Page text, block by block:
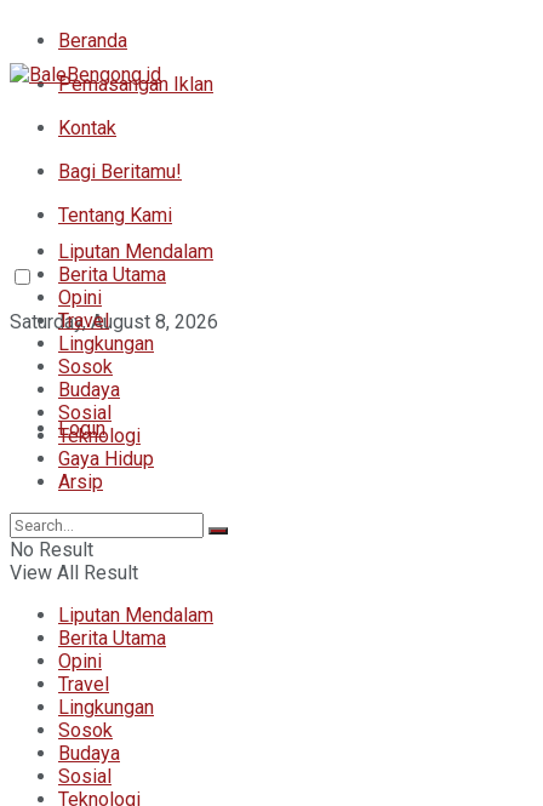
Beranda
Pemasangan Iklan
Kontak
Bagi Beritamu!
Tentang Kami
Saturday, August 8, 2026
Login
Liputan Mendalam
Berita Utama
Opini
Travel
Lingkungan
Sosok
Budaya
Sosial
Teknologi
Gaya Hidup
Arsip
No Result
View All Result
Liputan Mendalam
Berita Utama
Opini
Travel
Lingkungan
Sosok
Budaya
Sosial
Teknologi